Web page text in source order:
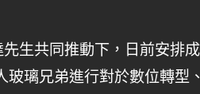
生共同推動下，日前安排成
璃兄弟進行對於數位轉型、